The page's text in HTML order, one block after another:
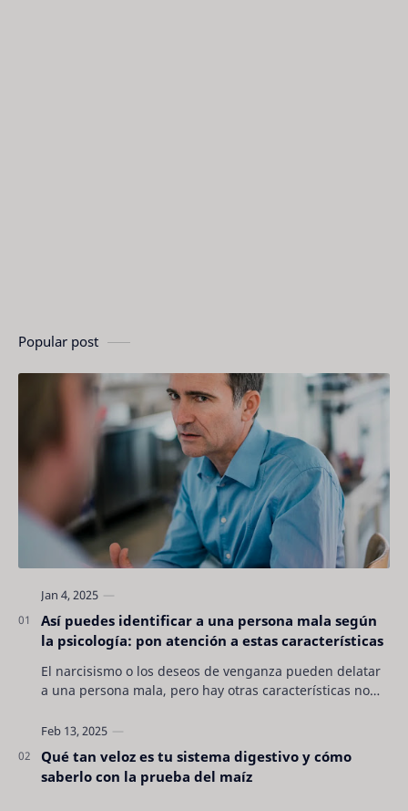
Popular post
Así puedes identificar a una persona mala según
la psicología: pon atención a estas características
El narcisismo o los deseos de venganza pueden delatar
a una persona mala, pero hay otras características no
Qué tan veloz es tu sistema digestivo y cómo
saberlo con la prueba del maíz